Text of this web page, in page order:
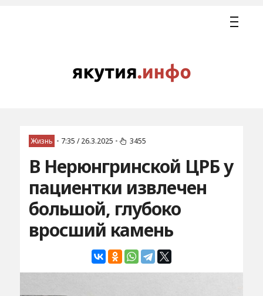
Жизнь • 7:35 / 26.3.2025 • 3455
В Нерюнгринской ЦРБ у
пациентки извлечен
большой, глубоко
вросший камень